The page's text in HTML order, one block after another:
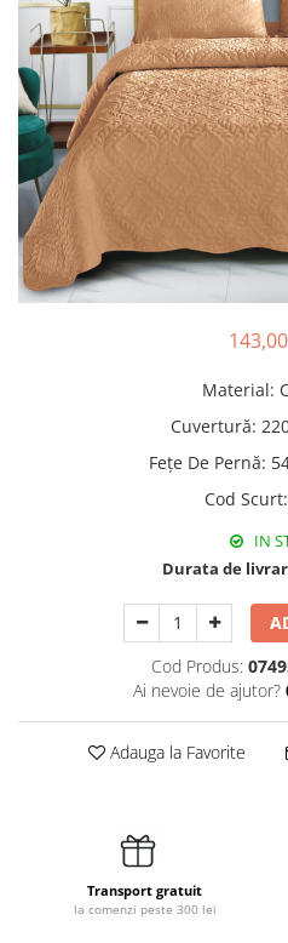
Pilote cu blăniță
Material:
Cuvertură:
Fețe De Pernă:
Cod Scurt:
IN
Durata de
Cod Produs:
Ai nevoie de ajutor?
Adauga la Favorite
Transport gratuit
la comenzi peste 300 lei